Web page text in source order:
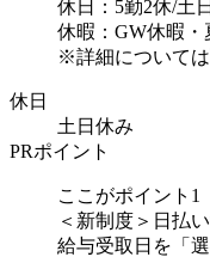
休日：5勤2休/土
休暇：GW休暇
※詳細について
休日
土日休み
PRポイント
ここがポイント1
＜新制度＞日払
給与受取日を「選